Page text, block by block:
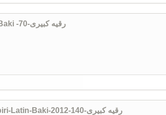
Evim-Ruqeyye Kebiri-Latin-Baki -70-رقیه کبیری
Üreyim Ağrıyır-Ruqeyye Kebiri-Latin-Baki-2012-140-رقیه کبیری